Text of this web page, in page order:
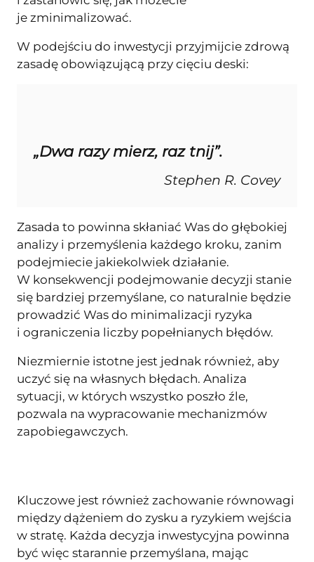
je zminimalizować.
W podejściu do inwestycji przyjmijcie zdrową
zasadę obowiązującą przy cięciu deski:
„Dwa razy mierz, raz tnij”.
Stephen R. Covey
Zasada to powinna skłaniać Was do głębokiej
analizy i przemyślenia każdego kroku, zanim
podejmiecie jakiekolwiek działanie.
W konsekwencji podejmowanie decyzji stanie
się bardziej przemyślane, co naturalnie będzie
prowadzić Was do minimalizacji ryzyka
i ograniczenia liczby popełnianych błędów.
Niezmiernie istotne jest jednak również, aby
uczyć się na własnych błędach. Analiza
sytuacji, w których wszystko poszło źle,
pozwala na wypracowanie mechanizmów
zapobiegawczych.
Kluczowe jest również zachowanie równowagi
między dążeniem do zysku a ryzykiem wejścia
w stratę. Każda decyzja inwestycyjna powinna
być więc starannie przemyślana, mając